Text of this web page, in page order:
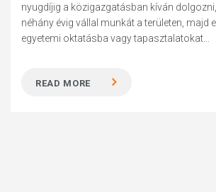
nyugdíjig a közigazgatásban kíván
néhány évig vállal munkát a területen, majd
egyetemi oktatásba vagy tapasztalatokat...
READ MORE